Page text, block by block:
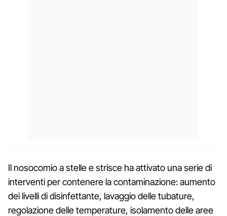
Il nosocomio a stelle e strisce ha attivato una serie di
interventi per contenere la contaminazione: aumento
dei livelli di disinfettante, lavaggio delle tubature,
regolazione delle temperature, isolamento delle aree